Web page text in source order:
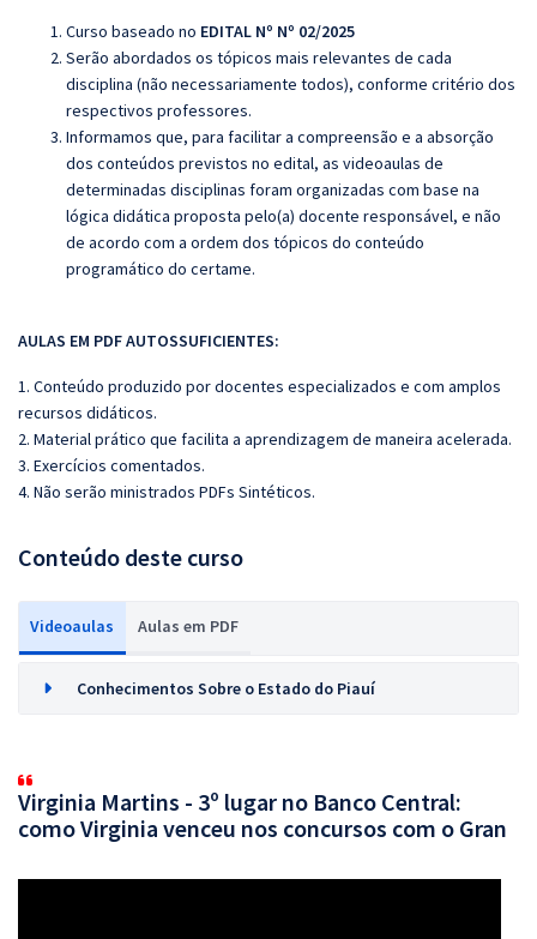
Curso baseado no EDITAL Nº Nº 02/2025
Serão abordados os tópicos mais relevantes de cada
disciplina (não necessariamente todos), conforme critério dos
respectivos professores.
Informamos que, para facilitar a compreensão e a absorção
dos conteúdos previstos no edital, as videoaulas de
determinadas disciplinas foram organizadas com base na
lógica didática proposta pelo(a) docente responsável, e não
de acordo com a ordem dos tópicos do conteúdo
programático do certame.
AULAS EM PDF AUTOSSUFICIENTES:
1. Conteúdo produzido por docentes especializados e com amplos
recursos didáticos.
2. Material prático que facilita a aprendizagem de maneira acelerada.
3. Exercícios comentados.
4. Não serão ministrados PDFs Sintéticos.
Conteúdo deste curso
Videoaulas Aulas em PDF
Conhecimentos Sobre o Estado do Piauí
Virginia Martins - 3º lugar no Banco Central:
como Virginia venceu nos concursos com o Gran